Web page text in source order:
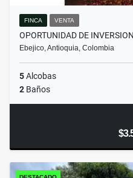
FINCA VENTA
OPORTUNIDAD DE
Ebejico, Antioquia, Colombia
5Alcobas
2 Baños